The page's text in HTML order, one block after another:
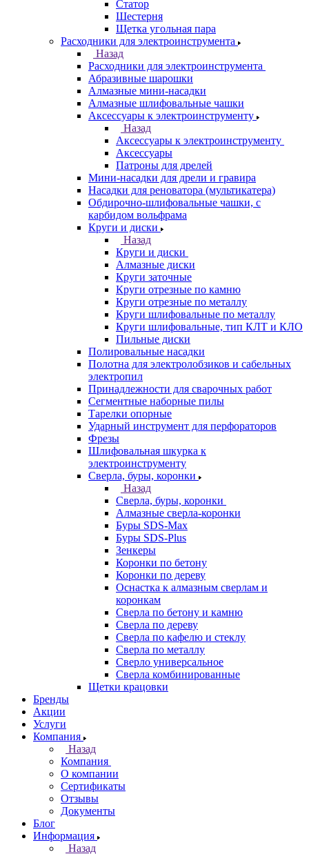
Статор
Шестерня
Щетка угольная пара
Расходники для электроинструмента
Назад
Расходники для электроинструмента
Абразивные шарошки
Алмазные мини-насадки
Алмазные шлифовальные чашки
Аксессуары к электроинструменту
Назад
Аксессуары к электроинструменту
Аксессуары
Патроны для дрелей
Мини-насадки для дрели и гравира
Насадки для реноватора (мультикатера)
Обдирочно-шлифовальные чашки, с
карбидом вольфрама
Круги и диски
Назад
Круги и диски
Алмазные диски
Круги заточные
Круги отрезные по камню
Круги отрезные по металлу
Круги шлифовальные по металлу
Круги шлифовальные, тип КЛТ и КЛО
Пильные диски
Полировальные насадки
Полотна для электролобзиков и сабельных
электропил
Принадлежности для сварочных работ
Сегментные наборные пилы
Тарелки опорные
Ударный инструмент для перфораторов
Фрезы
Шлифовальная шкурка к
электроинструменту
Сверла, буры, коронки
Назад
Сверла, буры, коронки
Алмазные сверла-коронки
Буры SDS-Max
Буры SDS-Plus
Зенкеры
Коронки по бетону
Коронки по дереву
Оснастка к алмазным сверлам и
коронкам
Сверла по бетону и камню
Сверла по дереву
Сверла по кафелю и стеклу
Сверла по металлу
Сверло универсальное
Сверла комбинированные
Щетки крацовки
Бренды
Акции
Услуги
Компания
Назад
Компания
О компании
Сертификаты
Отзывы
Документы
Блог
Информация
Назад